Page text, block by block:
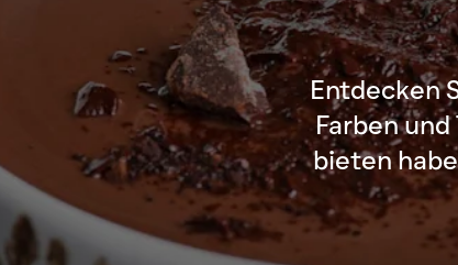
Entdecken
Farben
bieten